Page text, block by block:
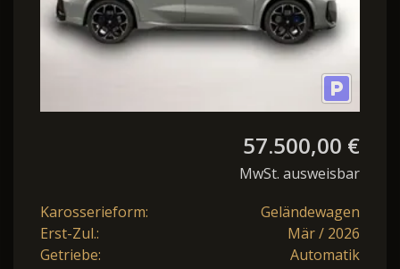
57.500,00 €
MwSt. ausweisbar
Karosserieform:
Geländewagen
Erst-Zul.:
Mär / 2026
Getriebe:
Automatik